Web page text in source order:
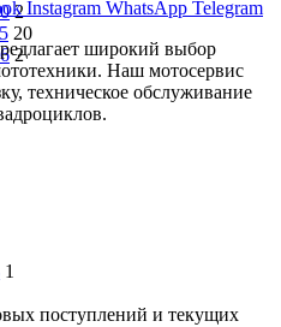
2
20
2
1
Instagram WhatsApp Telegram
широкий выбор
Наш мотосервис
техническое обслуживание
поступлений и текущих